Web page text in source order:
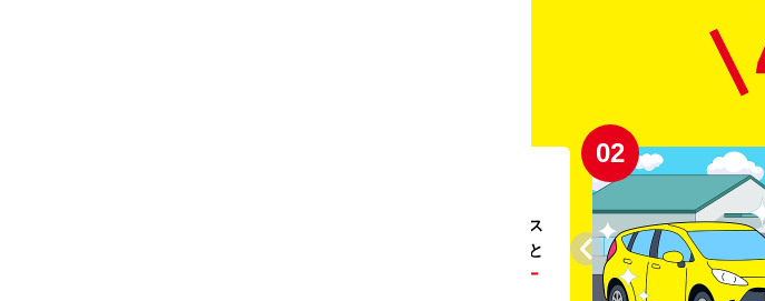
。ガソリンス
タンドや整備工場の既存インフラを活用すること
リー
02